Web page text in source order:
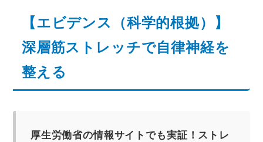
【エビデンス（科学的根拠）】
深層筋ストレッチで自律神経を
整える
厚生労働省の情報サイトでも実証！ストレ